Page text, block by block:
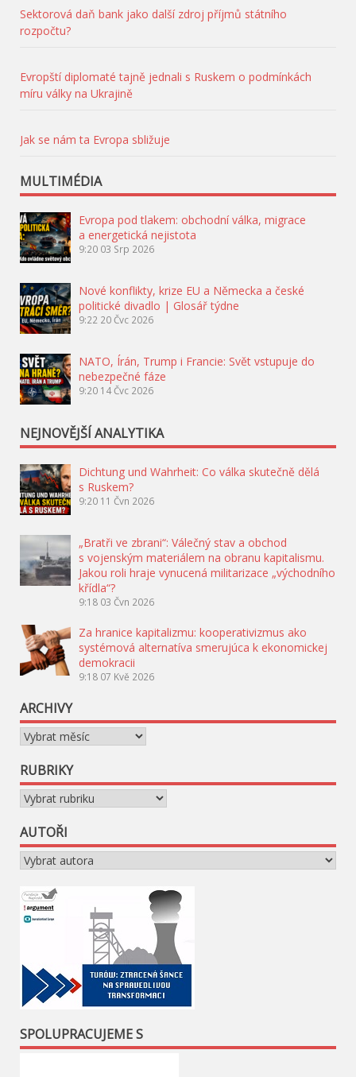
Sektorová daň bank jako další zdroj příjmů státního
rozpočtu?
Evropští diplomaté tajně jednali s Ruskem o podmínkách
míru války na Ukrajině
Jak se nám ta Evropa sbližuje
MULTIMÉDIA
Evropa pod tlakem: obchodní válka, migrace
a energetická nejistota
9:20 03 Srp 2026
Nové konflikty, krize EU a Německa a české
politické divadlo | Glosář týdne
9:22 20 Čvc 2026
NATO, Írán, Trump i Francie: Svět vstupuje do
nebezpečné fáze
9:20 14 Čvc 2026
NEJNOVĚJŠÍ ANALYTIKA
Dichtung und Wahrheit: Co válka skutečně dělá
s Ruskem?
9:20 11 Čvn 2026
„Bratři ve zbrani“: Válečný stav a obchod
s vojenským materiálem na obranu kapitalismu.
Jakou roli hraje vynucená militarizace „východního
křídla“?
9:18 03 Čvn 2026
Za hranice kapitalizmu: kooperativizmus ako
systémová alternatíva smerujúca k ekonomickej
demokracii
9:18 07 Kvě 2026
ARCHIVY
Archivy
RUBRIKY
Rubriky
AUTOŘI
SPOLUPRACUJEME S